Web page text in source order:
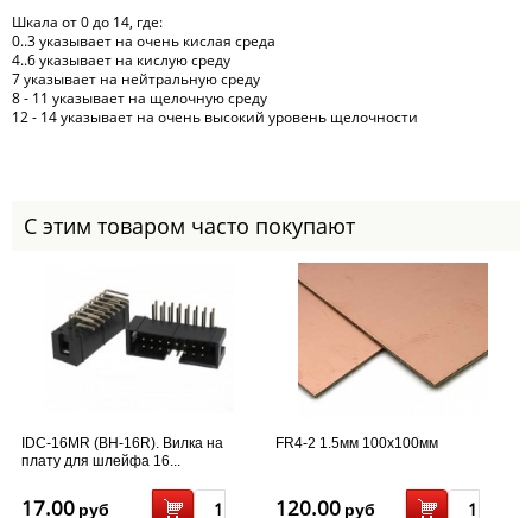
Шкала от 0 до 14, где:
0..3 указывает на очень кислая среда
4..6 указывает на кислую среду
7 указывает на нейтральную среду
8 - 11 указывает на щелочную среду
12 - 14 указывает на очень высокий уровень щелочности
С этим товаром часто покупают
IDC-16MR (BH-16R). Вилка на
плату для шлейфа 16...
17.00 руб
FR4-2 1.5мм 100x100мм
120.00 руб